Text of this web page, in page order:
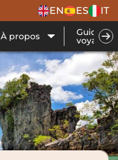
EN ES IT
À propos Guide de
voyage